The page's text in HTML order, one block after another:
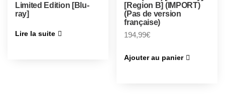
Limited Edition [Blu-
ray]
Lire la suite
[Region B] (IMPORT)
(Pas de version
française)
194,99€
Ajouter au panier